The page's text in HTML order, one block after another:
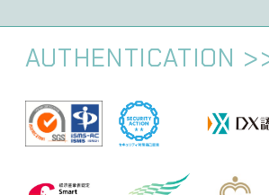
AUTHENTICATION